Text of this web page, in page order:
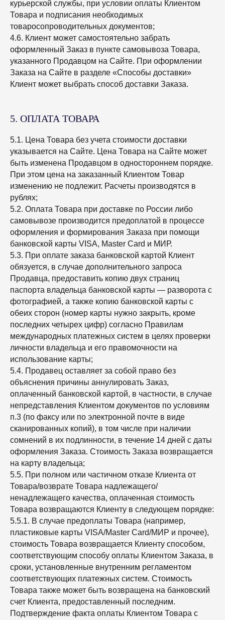
курьерской службы, при условии оплаты Клиентом
Товара и подписания необходимых
товаросопроводительных документов;
4.6. Клиент может самостоятельно забрать
оформленный Заказ в пункте самовывоза Товара,
указанного Продавцом на Сайте. При оформлении
Заказа на Сайте в разделе «Способы доставки»
Клиент может выбрать способ доставки Заказа.
5. ОПЛАТА ТОВАРА
5.1. Цена Товара без учета стоимости доставки
указывается на Сайте. Цена Товара на Сайте может
быть изменена Продавцом в одностороннем порядке.
При этом цена на заказанный Клиентом Товар
изменению не подлежит. Расчеты производятся в
рублях;
5.2. Оплата Товара при доставке по России либо
самовывозе производится предоплатой в процессе
оформления и формирования Заказа при помощи
банковской карты VISA, Master Card и МИР.
5.3. При оплате заказа банковской картой Клиент
обязуется, в случае дополнительного запроса
Продавца, предоставить копию двух страниц
паспорта владельца банковской карты — разворота с
фотографией, а также копию банковской карты с
обеих сторон (номер карты нужно закрыть, кроме
последних четырех цифр) согласно Правилам
международных платежных систем в целях проверки
личности владельца и его правомочности на
использование карты;
5.4. Продавец оставляет за собой право без
объяснения причины аннулировать Заказ,
оплаченный банковской картой, в частности, в случае
непредставления Клиентом документов по условиям
п.3 (по факсу или по электронной почте в виде
сканированных копий), в том числе при наличии
сомнений в их подлинности, в течение 14 дней с даты
оформления Заказа. Стоимость Заказа возвращается
на карту владельца;
5.5. При полном или частичном отказе Клиента от
Товара/возврате Товара надлежащего/
ненадлежащего качества, оплаченная стоимость
Товара возвращаются Клиенту в следующем порядке:
5.5.1. В случае предоплаты Товара (например,
пластиковые карты VISA/Master Card/МИР и прочее),
стоимость Товара возвращается Клиенту способом,
соответствующим способу оплаты Клиентом Заказа, в
сроки, установленные внутренним регламентом
соответствующих платежных систем. Стоимость
Товара также может быть возвращена на банковский
счет Клиента, предоставленный последним.
Подтверждение факта оплаты Клиентом Товара с